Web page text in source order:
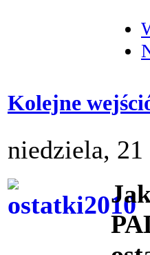
Kolejne
niedziela,